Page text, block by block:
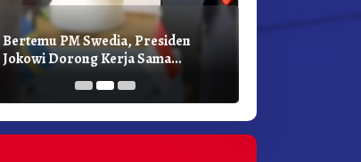
Bertemu PM Swedia, Presiden
Jokowi Dorong Kerja Sama
Pembangunan Hijau